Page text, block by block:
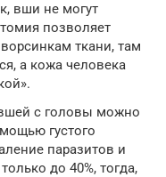
вши не могут
позволяет
ткани, там
а кожа человека
с головы можно
густого
паразитов и
до 40%, тогда,